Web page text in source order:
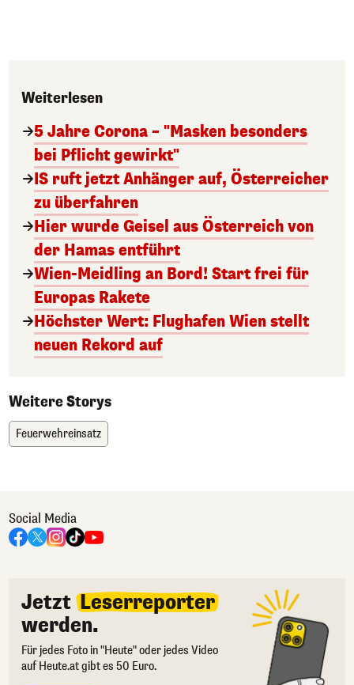
Weiterlesen
5 Jahre Corona – "Masken besonders
bei Pflicht gewirkt"
IS ruft jetzt Anhänger auf, Österreicher
zu überfahren
Hier wurde Geisel aus Österreich von
der Hamas entführt
Wien-Meidling an Bord! Start frei für
Europas Rakete
Höchster Wert: Flughafen Wien stellt
neuen Rekord auf
Weitere Storys
Feuerwehreinsatz
Social Media
Jetzt Leserreporter
werden.
Für jedes Foto in "Heute" oder jedes Video
auf Heute.at gibt es 50 Euro.